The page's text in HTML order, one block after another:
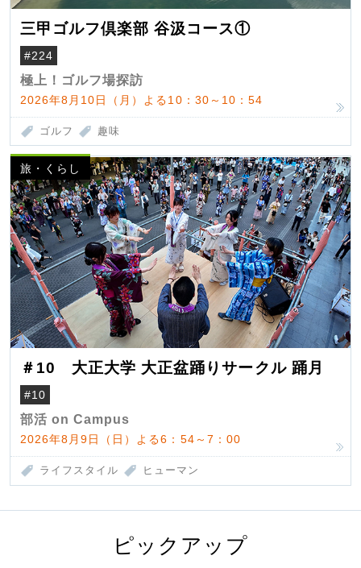
三甲ゴルフ倶楽部 谷汲コース①
#224
極上！ゴルフ場探訪
2026年8月10日（月）よる10：30～10：54
ゴルフ 趣味
旅・くらし
＃10 大正大学 大正盆踊りサークル 踊月
#10
部活 on Campus
2026年8月9日（日）よる6：54～7：00
ライフスタイル ヒューマン
ピックアップ